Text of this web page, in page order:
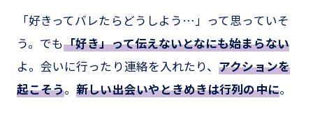
「好きってバレたらどうしよう…」って思っていそ
う。でも「好き」って伝えないとなにも始まらない
よ。会いに行ったり連絡を入れたり、アクションを
起こそう。新しい出会いやときめきは行列の中に。